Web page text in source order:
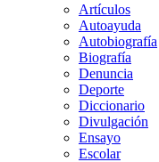
Artículos
Autoayuda
Autobiografía
Biografía
Denuncia
Deporte
Diccionario
Divulgación
Ensayo
Escolar